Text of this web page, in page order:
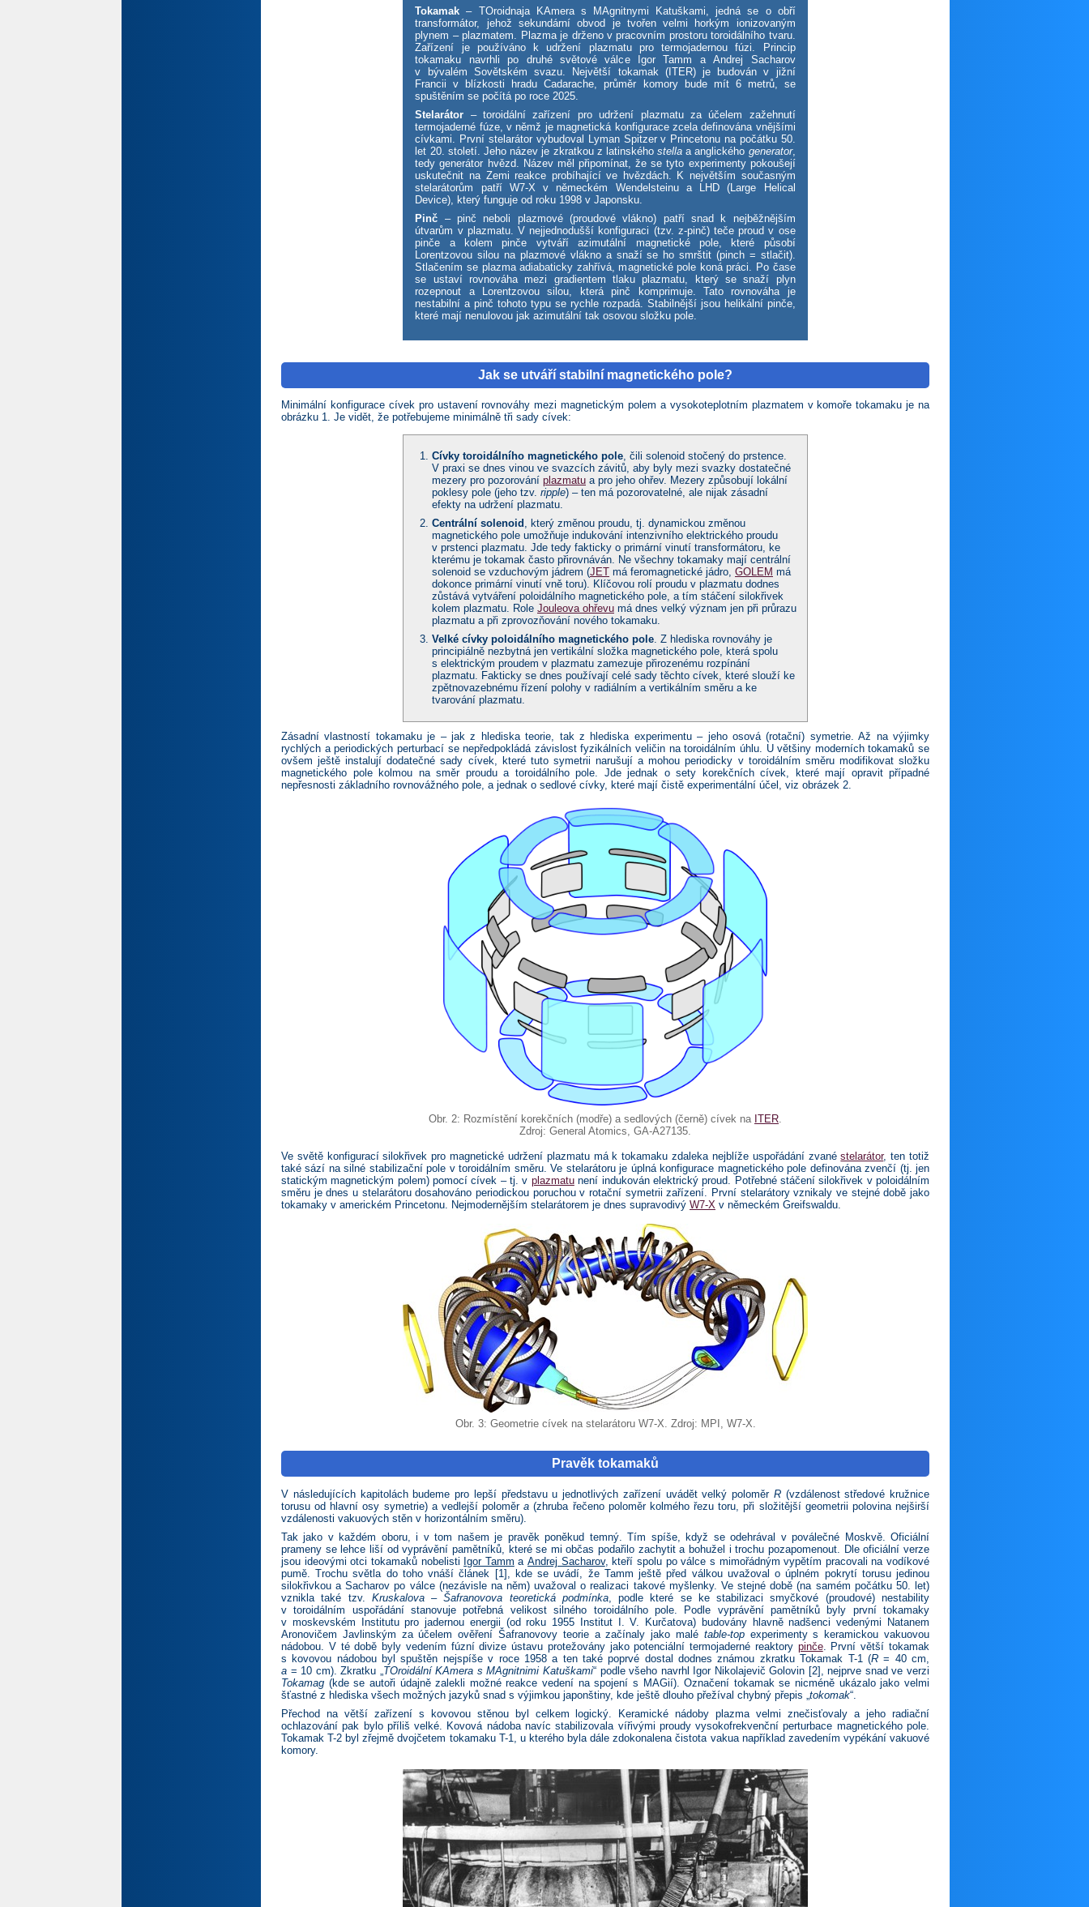
Tokamak – TOroidnaja KAmera s MAgnitnymi Katuškami, jedná se o obří
transformátor, jehož sekundární obvod je tvořen velmi horkým ionizovaným
plynem – plazmatem. Plazma je drženo v pracovním prostoru toroidálního tvaru.
Zařízení je používáno k udržení plazmatu pro termojadernou fúzi. Princip
tokamaku navrhli po druhé světové válce Igor Tamm a Andrej Sacharov
v bývalém Sovětském svazu. Největší tokamak (ITER) je budován v jižní
Francii v blízkosti hradu Cadarache, průměr komory bude mít 6 metrů, se
spuštěním se počítá po roce 2025.
Stelarátor – toroidální zařízení pro udržení plazmatu za účelem zažehnutí
termojaderné fúze, v němž je magnetická konfigurace zcela definována vnějšími
cívkami. První stelarátor vybudoval Lyman Spitzer v Princetonu na počátku 50.
let 20. století. Jeho název je zkratkou z latinskéhostella a anglického generator,
tedy generátor hvězd. Název měl připomínat, že se tyto experimenty pokoušejí
uskutečnit na Zemi reakce probíhající ve hvězdách. K největším současným
stelarátorům patří W7-X v německém Wendelsteinu a LHD (Large Helical
Device), který funguje od roku 1998 v Japonsku.
Pinč – pinč neboli plazmové (proudové vlákno) patří snad k nejběžnějším
útvarům v plazmatu. V nejjednodušší konfiguraci (tzv. z-pinč) teče proud v ose
pinče a kolem pinče vytváří azimutální magnetické pole, které působí
Lorentzovou silou na plazmové vlákno a snaží se ho smrštit (pinch = stlačit).
Stlačením se plazma adiabaticky zahřívá, magnetické pole koná práci. Po čase
se ustaví rovnováha mezi gradientem tlaku plazmatu, který se snaží plyn
rozepnout a Lorentzovou silou, která pinč komprimuje. Tato rovnováha je
nestabilní a pinč tohoto typu se rychle rozpadá. Stabilnější jsou helikální pinče,
které mají nenulovou jak azimutální tak osovou složku pole.
Jak se utváří stabilní magnetického pole?
Minimální konfigurace cívek pro ustavení rovnováhy mezi magnetickým polem a vysokoteplotním plazmatem v komoře tokamaku je na
obrázku 1. Je vidět, že potřebujeme minimálně tři sady cívek:
Cívky toroidálního magnetického pole, čili solenoid stočený do prstence.
V praxi se dnes vinou ve svazcích závitů, aby byly mezi svazky dostatečné
mezery pro pozorování plazmatu a pro jeho ohřev. Mezery způsobují lokální
poklesy pole (jeho tzv. ripple) – ten má pozorovatelné, ale nijak zásadní
efekty na udržení plazmatu.
Centrální solenoid , který změnou proudu, tj. dynamickou změnou
magnetického pole umožňuje indukování intenzivního elektrického proudu
v prstenci plazmatu. Jde tedy fakticky o primární vinutí transformátoru, ke
kterému je tokamak často přirovnáván. Ne všechny tokamaky mají centrální
solenoid se vzduchovým jádrem (JET má feromagnetické jádro, GOLEM má
dokonce primární vinutí vně toru). Klíčovou rolí proudu v plazmatu dodnes
zůstává vytváření poloidálního magnetického pole, a tím stáčení silokřivek
kolem plazmatu. Role Jouleova ohřevu má dnes velký význam jen při průrazu
plazmatu a při zprovozňování nového tokamaku.
Velké cívky poloidálního magnetického pole. Z hlediska rovnováhy je
principiálně nezbytná jen vertikální složka magnetického pole, která spolu
s elektrickým proudem v plazmatu zamezuje přirozenému rozpínání
plazmatu. Fakticky se dnes používají celé sady těchto cívek, které slouží ke
zpětnovazebnému řízení polohy v radiálním a vertikálním směru a ke
tvarování plazmatu.
Zásadní vlastností tokamaku je – jak z hlediska teorie, tak z hlediska experimentu – jeho osová (rotační) symetrie. Až na výjimky
rychlých a periodických perturbací se nepředpokládá závislost fyzikálních veličin na toroidálním úhlu. U většiny moderních tokamaků se
ovšem ještě instalují dodatečné sady cívek, které tuto symetrii narušují a mohou periodicky v toroidálním směru modifikovat složku
magnetického pole kolmou na směr proudu a toroidálního pole. Jde jednak o sety korekčních cívek, které mají opravit případné
nepřesnosti základního rovnovážného pole, a jednak o sedlové cívky, které mají čistě experimentální účel, viz obrázek 2.
Obr. 2: Rozmístění korekčních (modře) a sedlových (černě) cívek na ITER.
Zdroj: General Atomics, GA-A27135.
Ve světě konfigurací silokřivek pro magnetické udržení plazmatu má k tokamaku zdaleka nejblíže uspořádání zvanéstelarátor, ten totiž
také sází na silné stabilizační pole v toroidálním směru. Ve stelarátoru je úplná konfigurace magnetického pole definována zvenčí (tj. jen
statickým magnetickým polem) pomocí cívek – tj. v plazmatunení indukován elektrický proud. Potřebné stáčení silokřivek v poloi­dálním
směru je dnes u stelarátoru dosahováno periodickou poruchou v rotační symetrii zařízení. První stelarátory vznikaly ve stejné době jako
tokamaky v americkém Princetonu. Nejmodernějším stelarátorem je dnes supravodivý W7-X v německém Greifswaldu.
Obr. 3: Geometrie cívek na stelarátoru W7-X. Zdroj: MPI, W7-X.
Pravěk tokamaků
V následujících kapitolách budeme pro lepší představu u jednotlivých zařízení uvádět velký poloměr R(vzdálenost středové kružnice
torusu od hlavní osy symetrie) a vedlejší poloměra (zhruba řečeno poloměr kolmého řezu toru, při složitější geometrii polovina nejširší
vzdálenosti vakuových stěn v horizontálním směru).
Tak jako v každém oboru, i v tom našem je pravěk poněkud temný. Tím spíše, když se odehrával v poválečné Moskvě. Oficiální
prameny se lehce liší od vyprávění pamětníků, které se mi občas podařilo zachytit a bohužel i trochu pozapomenout. Dle oficiální verze
jsou ideovými otci tokamaků nobelisti Igor Tamm aAndrej Sacharov, kteří spolu po válce s mimořádným vypětím pracovali na vodíkové
pumě. Trochu světla do toho vnáší článek [1], kde se uvádí, že Tamm ještě před válkou uvažoval o úplném pokrytí torusu jedinou
silokřivkou a Sacharov po válce (nezávisle na něm) uvažoval o realizaci takové myšlenky. Ve stejné době (na samém počátku 50. let)
vznikla také tzv. Kruskalova – Šafranovova teoretická podmínka, podle které se ke stabilizaci smyčkové (proudové) nestability
v toroidálním uspořádání stanovuje potřebná velikost silného toroidálního pole. Podle vyprávění pamětníků byly první tokamaky
v moskevském Institutu pro jadernou energii (od roku 1955 Institut I. V. Kurčatova) budovány hlavně nadšenci vedenými Natanem
Aronovičem Javlinským za účelem ověření Šafranovovy teorie a začínaly jako malé table-topexperimenty s keramickou vakuovou
nádobou. V té době byly vedením fúzní divize ústavu protežovány jako potenciální termojaderné reaktory pinče. První větší tokamak
s kovovou nádobou byl spuštěn nejspíše v roce 1958 a ten také poprvé dostal dodnes známou zkratku Tokamak T-1 (R= 40 cm,
a = 10 cm). Zkratku „ TOroidální KAmera s MAgnitnimi Katuškami“ podle všeho navrhl Igor Nikolajevič Golovin [2], nejprve snad ve verzi
Tokamag (kde se autoři údajně zalekli možné reakce vedení na spojení s MAGií). Označení tokamak se nicméně ukázalo jako velmi
šťastné z hlediska všech možných jazyků snad s výjimkou japonštiny, kde ještě dlouho přežíval chybný přepis „ tokomak“.
Přechod na větší zařízení s kovovou stěnou byl celkem logický. Keramické nádoby plazma velmi znečisťovaly a jeho radiační
ochlazování pak bylo příliš velké. Kovová nádoba navíc stabilizovala vířivými proudy vysokofrekvenční perturbace magnetického pole.
Tokamak T-2 byl zřejmě dvojčetem tokamaku T-1, u kterého byla dále zdokonalena čistota vakua například zavedením vypékání vakuové
komory.